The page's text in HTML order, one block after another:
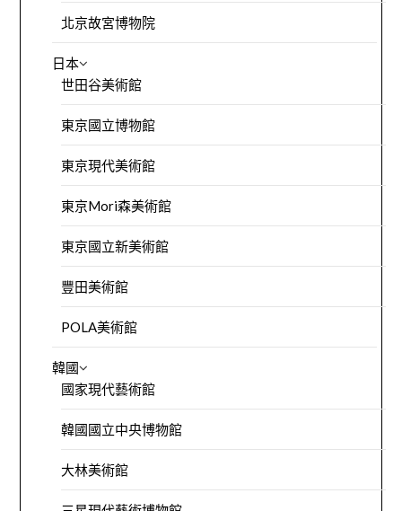
北京故宮博物院
日本
世田谷美術館
東京國立博物館
東京現代美術館
東京Mori森美術館
東京國立新美術館
豐田美術館
POLA美術館
韓國
國家現代藝術館
韓國國立中央博物館
大林美術館